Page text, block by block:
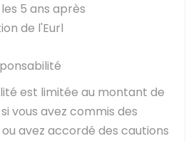
5 ans après
de l'Eurl
est limitée au montant de
vous avez commis des
avez accordé des cautions